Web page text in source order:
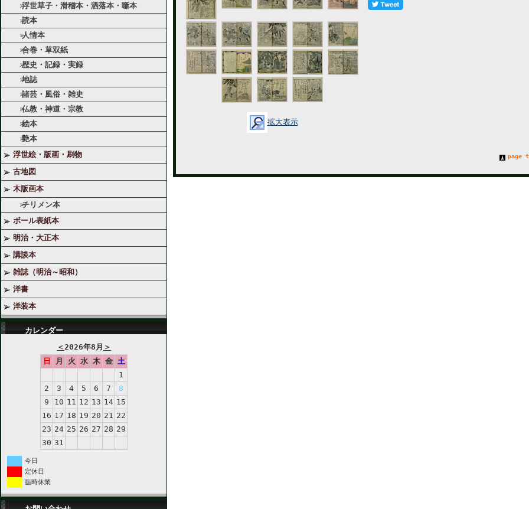
浮世草子・滑稽本・洒落本・噺本
読本
人情本
合巻・草双紙
歴史・記録・実録
地誌
諸芸・風俗・雑史
仏教・神道・宗教
絵本
艶本
浮世絵・版画・刷物
古地図
木版画本
チリメン本
ボール表紙本
明治・大正本
講談本
雑誌（明治～昭和）
洋書
洋装本
カレンダー
＜2026年8月 ＞
日
月 火 水 木 金 土
1
2
3 4 5 6 7
8
9
10 11 12 13 14 15
16 17 18 19 20 21 22
23 24 25 26 27 28 29
30 31
今日
定休日
臨時休業
拡大表示
page